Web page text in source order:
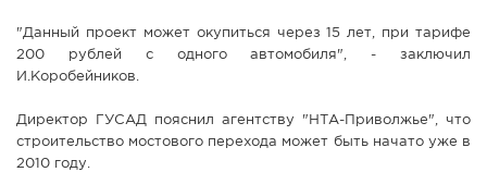
"Данный проект может окупиться через 15 лет, при тарифе
200 рублей с одного автомобиля", - заключил
И.Коробейников.
Директор ГУСАД пояснил агентству "НТА-Приволжье", что
строительство мостового перехода может быть начато уже в
2010 году.